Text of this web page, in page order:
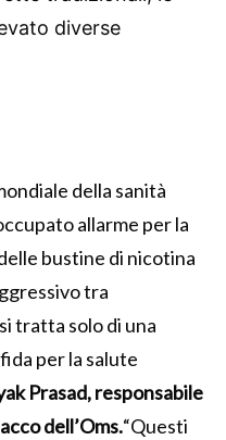
diverse
della sanità
allarme per la
bustine di nicotina
tra
tratta solo di una
per la salute
Prasad, responsabile
dell’Oms.“Questi